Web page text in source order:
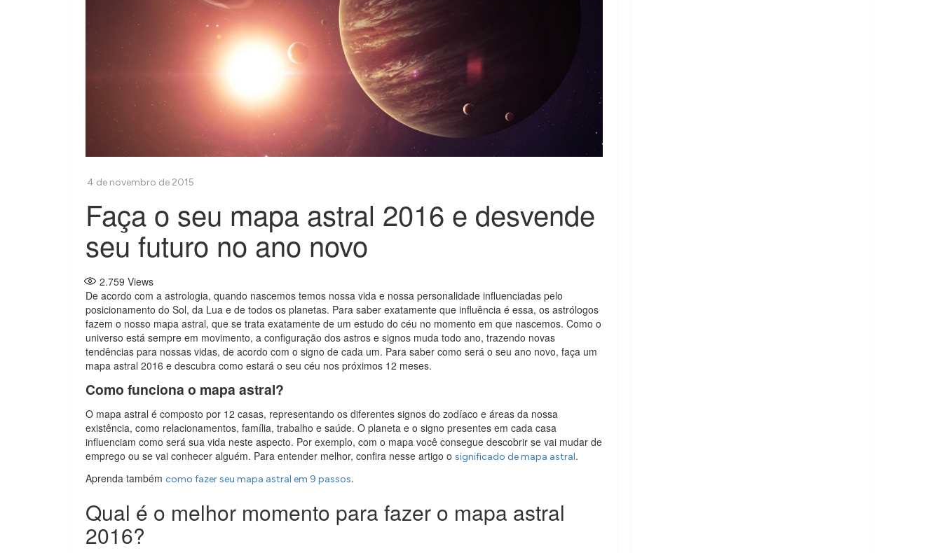
Faça o seu mapa astral 2016 e desvende
seu futuro no ano novo
2.759 Views
De acordo com a astrologia, quando nascemos temos nossa vida e nossa personalidade influenciadas pelo
posicionamento do Sol, da Lua e de todos os planetas. Para saber exatamente que influência é essa, os astrólogos
fazem o nosso mapa astral, que se trata exatamente de um estudo do céu no momento em que nascemos. Como o
universo está sempre em movimento, a configuração dos astros e signos muda todo ano, trazendo novas
tendências para nossas vidas, de acordo com o signo de cada um. Para saber como será o seu ano novo, faça um
mapa astral 2016 e descubra como estará o seu céu nos próximos 12 meses.
Como funciona o mapa astral?
O mapa astral é composto por 12 casas, representando os diferentes signos do zodíaco e áreas da nossa
existência, como relacionamentos, família, trabalho e saúde. O planeta e o signo presentes em cada casa
influenciam como será sua vida neste aspecto. Por exemplo, com o mapa você consegue descobrir se vai mudar de
emprego ou se vai conhecer alguém. Para entender melhor, confira nesse artigo o significado de mapa astral.
Aprenda também como fazer seu mapa astral em 9 passos.
Qual é o melhor momento para fazer o mapa astral
2016?